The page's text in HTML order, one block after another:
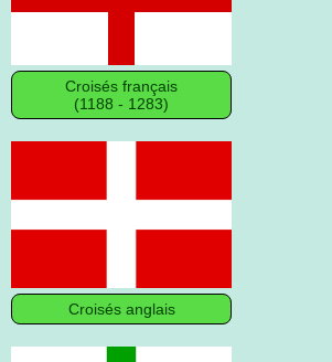
Croisés français
(1188 - 1283)
Croisés anglais